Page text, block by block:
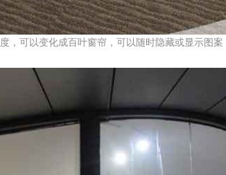
，可以变化成百叶窗帘，可以随时隐藏或显示图案